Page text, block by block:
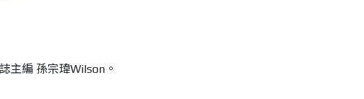
主編 孫宗瑋Wilson。